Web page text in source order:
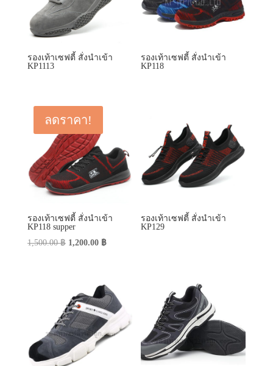
รองเท้าเซฟตี้ สั่งนำเข้า
KP1113
รองเท้าเซฟตี้ สั่งนำเข้า
KP118
ลดราคา!
รองเท้าเซฟตี้ สั่งนำเข้า
KP118 supper
1,500.00฿ Original
1,500.00 ฿.
1,200.00 ฿Current
1,200.00 ฿.
รองเท้าเซฟตี้ สั่งนำเข้า
KP129